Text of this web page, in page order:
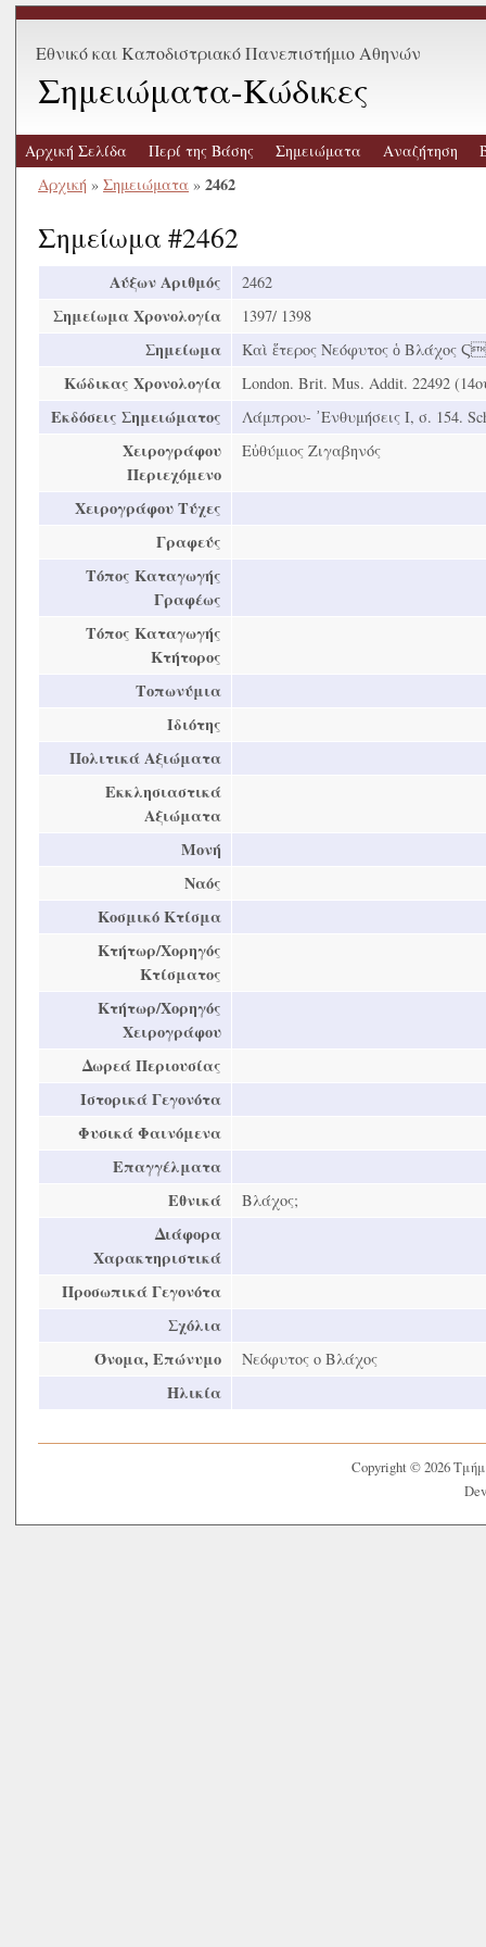
Εθνικό και Καποδιστριακό Πανεπιστήμιο Αθηνών
Σημειώματα-Κώδικες
Αρχική Σελίδα Περί της Βάσης Σημειώματα Αναζήτηση
Αρχική » Σημειώματα » 2462
Σημείωμα #2462
Αύξων Αριθμός 2462
Σημείωμα Χρονολογία 1397/ 1398
Σημείωμα Καὶ ἕτερος Νεόφυτος ὁ Βλάχος
Κώδικας Χρονολογία London. Brit. Mus. Addit. 22492
Εκδόσεις Σημειώματος Λάμπρου- ᾿Ενθυμήσεις Ι, σ. 154.
Χειρογράφου
Περιεχόμενο
Εὐθύμιος Ζιγαβηνός
Χειρογράφου Τύχες
Γραφεύς
Τόπος Καταγωγής
Γραφέως
Τόπος Καταγωγής
Κτήτορος
Τοπωνύμια
Ιδιότης
Πολιτικά Αξιώματα
Εκκλησιαστικά
Αξιώματα
Μονή
Ναός
Κοσμικό Κτίσμα
Κτήτωρ/Χορηγός
Κτίσματος
Κτήτωρ/Χορηγός
Χειρογράφου
Δωρεά Περιουσίας
Ιστορικά Γεγονότα
Φυσικά Φαινόμενα
Επαγγέλματα
Εθνικά
Βλάχος;
Διάφορα
Χαρακτηριστικά
Προσωπικά Γεγονότα
Σχόλια
Όνομα, Επώνυμο
Νεόφυτος ο Βλάχος
Ηλικία
Copyright © 2026